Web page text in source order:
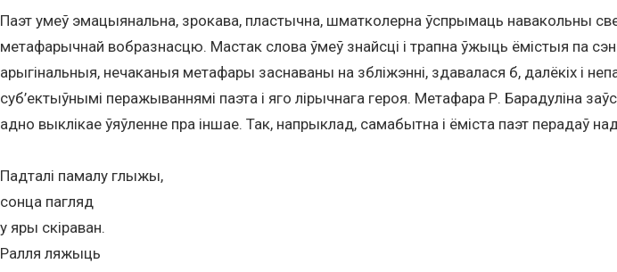
Паэт умеў эмацыянальна, зрокава, пластычна, шматколерна ўспрымаць навакольны
метафарычнай вобразнасцю. Мастак слова ўмеў знайсці і трапна ўжыць ёмістыя па
арыгінальныя, нечаканыя метафары заснаваны на збліжэнні, здавалася б, далёкіх і
суб’ектыўнымі перажываннямі паэта і яго лірычнага героя. Метафара Р. Барадуліна
адно выклікае ўяўленне пра іншае. Так, напрыклад, самабытна і ёміста паэт перадаў
Падталі памалу глыжы,
сонца пагляд
у яры скіраван.
Ралля ляжыць